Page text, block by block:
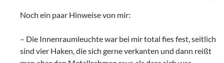
Noch ein paar Hinweise von mir:
– Die Innenraumleuchte war bei mir total fies fest, seitlich
sind vier Haken, die sich gerne verkanten und dann reißt